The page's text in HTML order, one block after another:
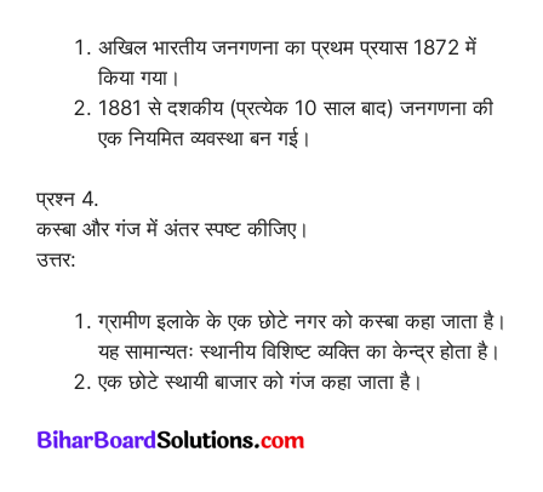
अखिल भारतीय जनगणना का प्रथम प्रयास 1872 में
किया गया।
1881 से दशकीय (प्रत्येक 10 साल बाद) जनगणना की
एक नियमित व्यवस्था बन गई।
प्रश्न 4.
कस्बा और गंज में अंतर स्पष्ट कीजिए।
उत्तर:
ग्रामीण इलाके के एक छोटे नगर को कस्बा कहा जाता है।
यह सामान्यतः स्थानीय विशिष्ट व्यक्ति का केन्द्र होता है।
एक छोटे स्थायी बाजार को गंज कहा जाता है।